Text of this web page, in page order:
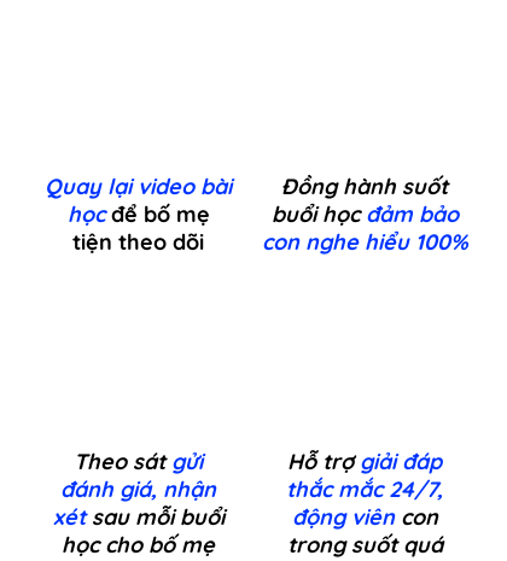
Quay lại video bài
học để bố mẹ
tiện theo dõi
Đồng hành suốt
buổi học đảm bảo
con nghe hiểu 100%
Theo sátgửi
đánh giá, nhận
xétsau mỗi buổi
học cho bố mẹ
Hỗ trợgiải đáp
thắc mắc 24/7,
động viêncon
trong suốt quá